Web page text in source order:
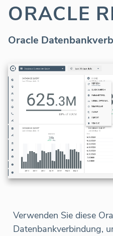
ORACLE
Oracle
Verwenden Sie diese
Datenbankverbindung,